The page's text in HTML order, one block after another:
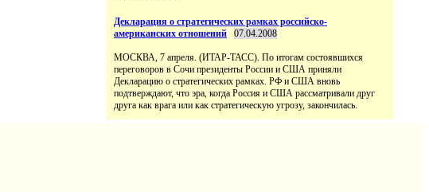
Декларация о стратегических рамках российско-
американских отношений
07.04.2008
МОСКВА, 7 апреля. (ИТАР-ТАСС). По итогам состоявшихся
переговоров в Сочи президенты России и США приняли
Декларацию о стратегических рамках. РФ и США вновь
подтверждают, что эра, когда Россия и США рассматривали друг
друга как врага или как стратегическую угрозу, закончилась.